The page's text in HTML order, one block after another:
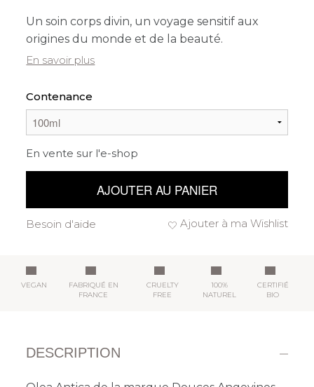
Un soin corps divin, un voyage sensitif aux
origines du monde et de la beauté.
En savoir plus
Contenance
En vente sur l'e-shop
AJOUTER AU PANIER
Ajouter à ma Wishlist
Besoin d'aide
VEGAN
FABRIQUÉ EN
FRANCE
CRUELTY
FREE
100%
NATUREL
CERTIFIÉ
BIO
DESCRIPTION